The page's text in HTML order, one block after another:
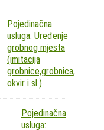
Pojedinačna
usluga: Uređenje
grobnog mjesta
(imitacija
grobnice,grobnica,
okvir i sl.)
Pojedinačna
usluga: